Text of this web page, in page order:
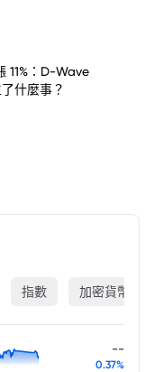
11%：D-Wave
什麼事？
指數 加密貨幣
--
0.37%